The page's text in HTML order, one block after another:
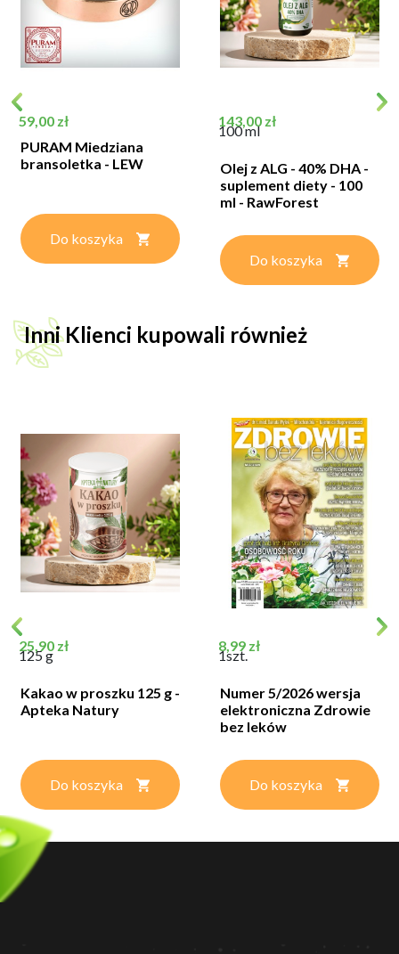
Cena
59,00 zł
PURAM Miedziana
bransoletka - LEW
Do koszyka
Cena
143,00 zł
100 ml
Olej z ALG - 40% DHA -
suplement diety - 100
ml - RawForest
Do koszyka
Inni Klienci kupowali również
Cena
25,90 zł
125 g
Kakao w proszku 125 g -
Apteka Natury
Do koszyka
Cena
8,99 zł
1szt.
Numer 5/2026 wersja
elektroniczna Zdrowie
bez leków
Do koszyka